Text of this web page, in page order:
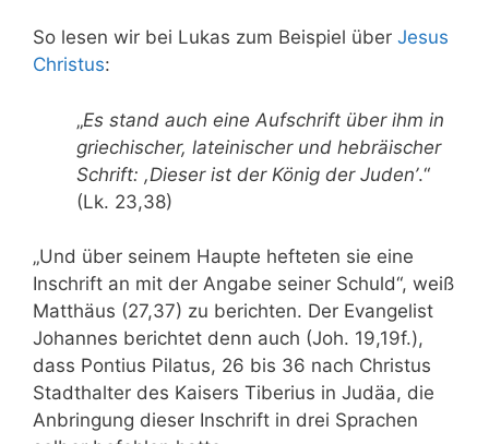
So lesen wir bei Lukas zum Beispiel über Jesus
Christus:
„Es stand auch eine Aufschrift über ihm in
griechischer, lateinischer und hebräischer
Schrift: ,Dieser ist der König der Juden’.“
(Lk. 23,38)
„Und über seinem Haupte hefteten sie eine
Inschrift an mit der Angabe seiner Schuld“, weiß
Matthäus (27,37) zu berichten. Der Evangelist
Johannes berichtet denn auch (Joh. 19,19f.),
dass Pontius Pilatus, 26 bis 36 nach Christus
Stadthalter des Kaisers Tiberius in Judäa, die
Anbringung dieser Inschrift in drei Sprachen